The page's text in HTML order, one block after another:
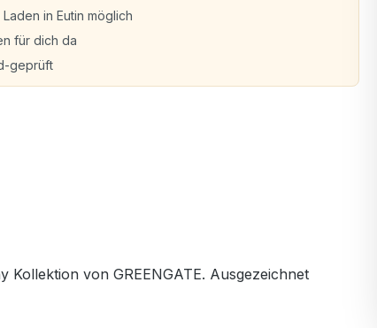
in Eutin möglich
für dich da
geprüft
von GREENGATE. Ausgezeichnet